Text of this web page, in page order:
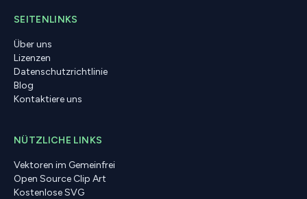
SEITENLINKS
Über uns
Lizenzen
Datenschutzrichtlinie
Blog
Kontaktiere uns
NÜTZLICHE LINKS
Vektoren im Gemeinfrei
Open Source Clip Art
Kostenlose SVG